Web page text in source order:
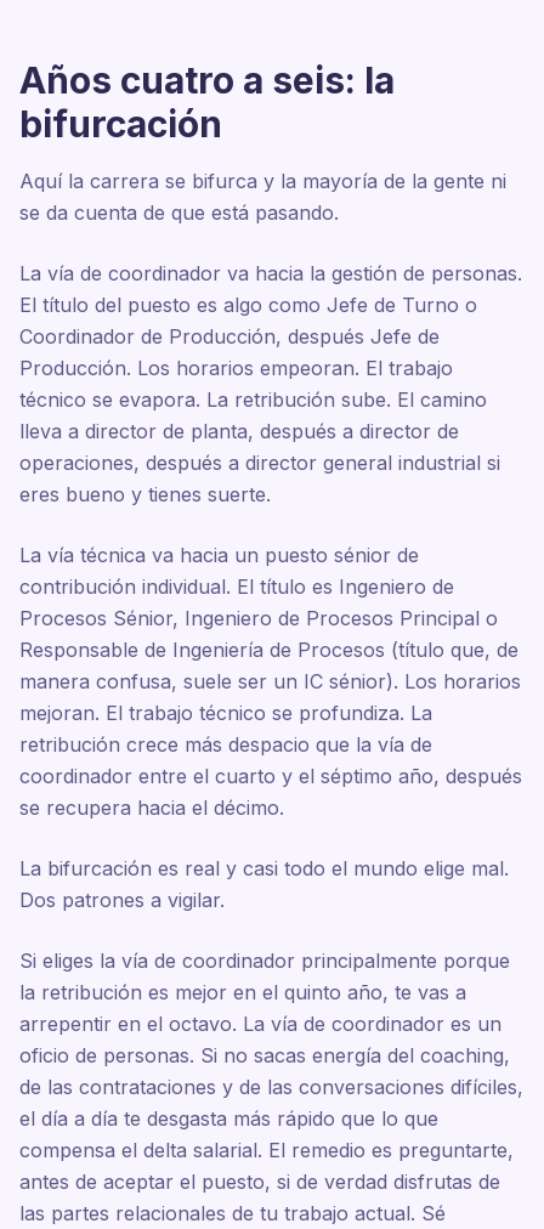
Años cuatro a seis: la
bifurcación
Aquí la carrera se bifurca y la mayoría de la gente ni
se da cuenta de que está pasando.
La vía de coordinador va hacia la gestión de personas.
El título del puesto es algo como Jefe de Turno o
Coordinador de Producción, después Jefe de
Producción. Los horarios empeoran. El trabajo
técnico se evapora. La retribución sube. El camino
lleva a director de planta, después a director de
operaciones, después a director general industrial si
eres bueno y tienes suerte.
La vía técnica va hacia un puesto sénior de
contribución individual. El título es Ingeniero de
Procesos Sénior, Ingeniero de Procesos Principal o
Responsable de Ingeniería de Procesos (título que, de
manera confusa, suele ser un IC sénior). Los horarios
mejoran. El trabajo técnico se profundiza. La
retribución crece más despacio que la vía de
coordinador entre el cuarto y el séptimo año, después
se recupera hacia el décimo.
La bifurcación es real y casi todo el mundo elige mal.
Dos patrones a vigilar.
Si eliges la vía de coordinador principalmente porque
la retribución es mejor en el quinto año, te vas a
arrepentir en el octavo. La vía de coordinador es un
oficio de personas. Si no sacas energía del coaching,
de las contrataciones y de las conversaciones difíciles,
el día a día te desgasta más rápido que lo que
compensa el delta salarial. El remedio es preguntarte,
antes de aceptar el puesto, si de verdad disfrutas de
las partes relacionales de tu trabajo actual. Sé